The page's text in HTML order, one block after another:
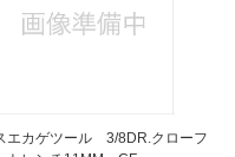
エカゲツール 3/8DR.クローフ